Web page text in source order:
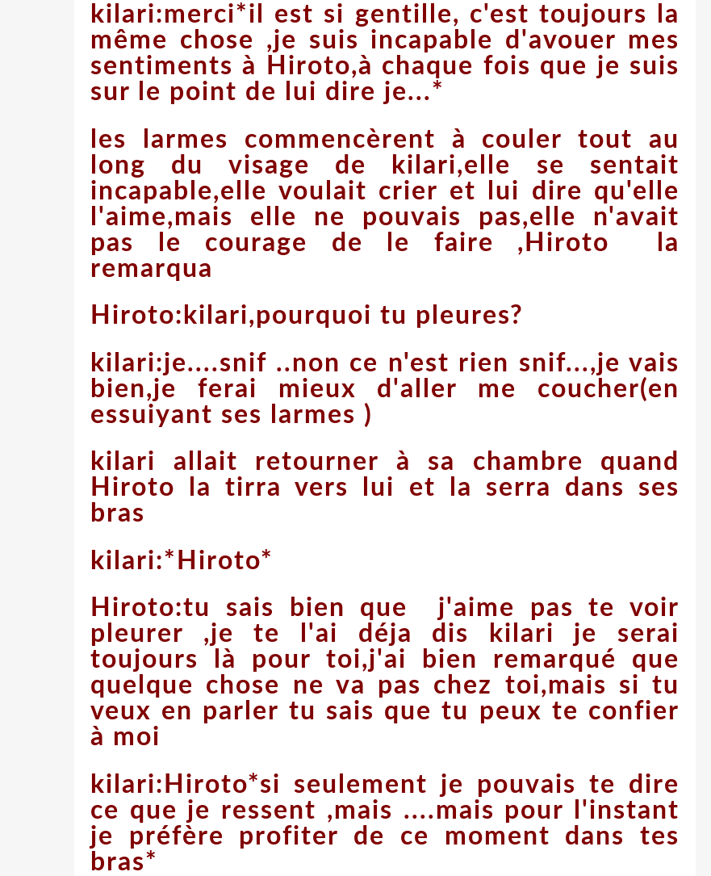
kilari:merci*il est si gentille, c'est toujours la
même chose ,je suis incapable d'avouer mes
sentiments à Hiroto,à chaque fois que je suis
sur le point de lui dire je...*
les larmes commencèrent à couler tout au
long du visage de kilari,elle se sentait
incapable,elle voulait crier et lui dire qu'elle
l'aime,mais elle ne pouvais pas,elle n'avait
pas le courage de le faire ,Hiroto la
remarqua
Hiroto:kilari,pourquoi tu pleures?
kilari:je....snif ..non ce n'est rien snif...,je vais
bien,je ferai mieux d'aller me coucher(en
essuiyant ses larmes )
kilari allait retourner à sa chambre quand
Hiroto la tirra vers lui et la serra dans ses
bras
kilari:*Hiroto*
Hiroto:tu sais bien que j'aime pas te voir
pleurer ,je te l'ai déja dis kilari je serai
toujours là pour toi,j'ai bien remarqué que
quelque chose ne va pas chez toi,mais si tu
veux en parler tu sais que tu peux te confier
à moi
kilari:Hiroto*si seulement je pouvais te dire
ce que je ressent ,mais ....mais pour l'instant
je préfère profiter de ce moment dans tes
bras*